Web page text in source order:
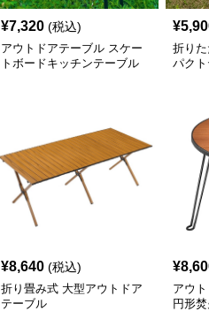
¥7,320 (税込)
アウトドアテーブル スケー
トボードキッチンテーブル
¥
折り
パク
¥8,640 (税込)
折り畳み式 大型アウトドア
テーブル
¥
アウ
円形